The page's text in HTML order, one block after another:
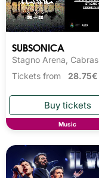
SUBSONICA
Stagno Arena, Cabras
Tickets from 28.75€
Music